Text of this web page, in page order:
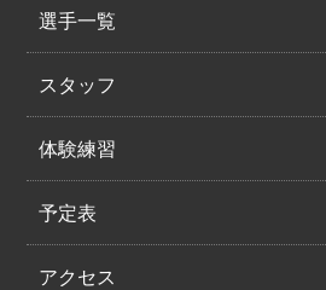
選手一覧
スタッフ
体験練習
予定表
アクセス